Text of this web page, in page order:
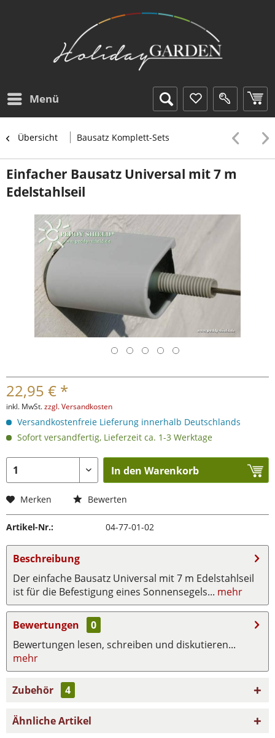
Menü
Übersicht Bausatz Komplett-Sets
Einfacher Bausatz Universal mit 7 m
Edelstahlseil
22,95 € *
inkl. MwSt.zzgl. Versandkosten
Versandkostenfreie Lieferung innerhalb Deutschlands
Sofort versandfertig, Lieferzeit ca. 1-3 Werktage
In den Warenkorb
Merken Bewerten
Artikel-Nr.: 04-77-01-02
Beschreibung
Der einfache Bausatz Universal mit 7 m Edelstahlseil
ist für die Befestigung eines Sonnensegels... mehr
Bewertungen
0
Bewertungen lesen, schreiben und diskutieren...
mehr
Zubehör 4
Ähnliche Artikel